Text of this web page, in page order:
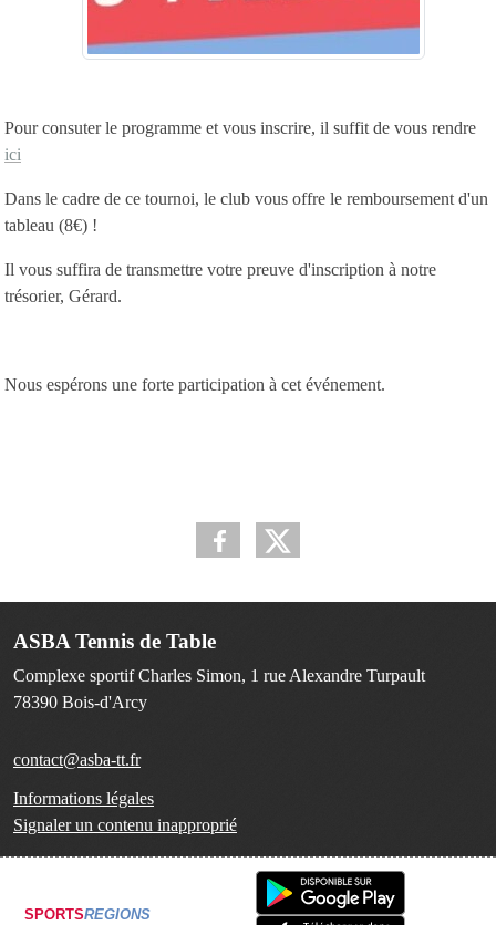
Pour consuter le programme et vous inscrire, il suffit de vous rendre
ici
Dans le cadre de ce tournoi, le club vous offre le remboursement d'un
tableau (8€) !
Il vous suffira de transmettre votre preuve d'inscription à notre
trésorier, Gérard.
Nous espérons une forte participation à cet événement.
ASBA Tennis de Table
Complexe sportif Charles Simon, 1 rue Alexandre Turpault
78390 Bois-d'Arcy
contact@asba-tt.fr
Informations légales
Signaler un contenu inapproprié
SPORTSREGIONS